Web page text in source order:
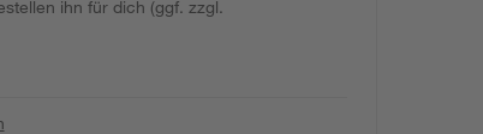
ihn für dich (ggf. zzgl.